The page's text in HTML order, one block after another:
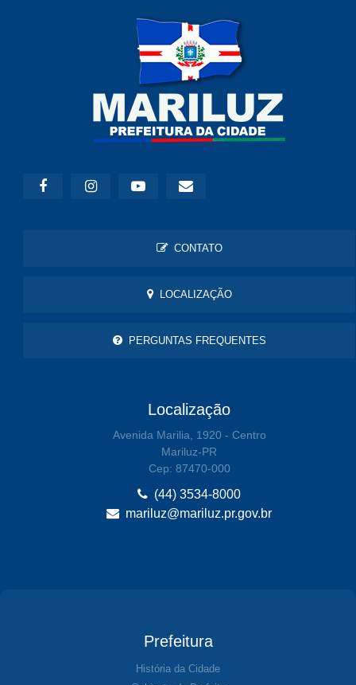
CONTATO
LOCALIZAÇÃO
PERGUNTAS FREQUENTES
Localização
Avenida Marilia, 1920 - Centro
Mariluz-PR
Cep: 87470-000
(44) 3534-8000
mariluz@mariluz.pr.gov.br
Prefeitura
História da Cidade